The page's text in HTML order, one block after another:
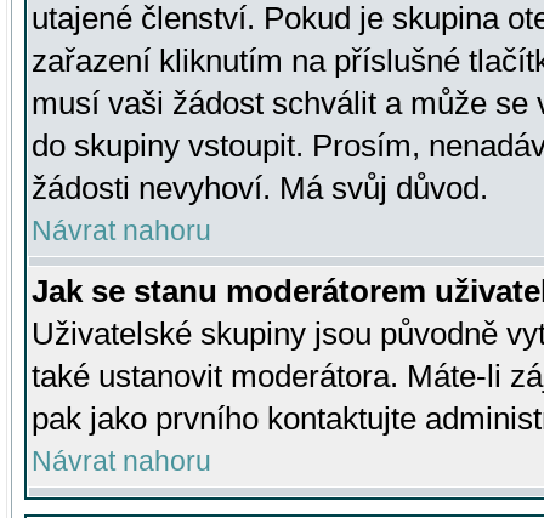
utajené členství. Pokud je skupina
zařazení kliknutím na příslušné
musí vaši žádost schválit a může se
do skupiny vstoupit. Prosím,
žádosti nevyhoví. Má svůj důvod.
Návrat nahoru
Jak se stanu moderátorem
Uživatelské skupiny jsou původně
také ustanovit moderátora. Máte-li
pak jako prvního kontaktujte
Návrat nahoru